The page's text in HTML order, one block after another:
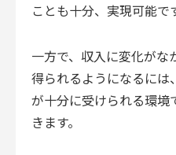
ことも十分、実現可能で
一方で、収入に変化がな
得られるようになるには
が十分に受けられる環境
きます。